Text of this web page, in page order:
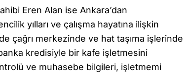
Eren Alan ise Ankara’dan
yılları ve çalışma hayatına ilişkin
çağrı merkezinde ve hat taşıma işlerinde
kredisiyle bir kafe işletmesini
ve muhasebe bilgileri, işletmemi